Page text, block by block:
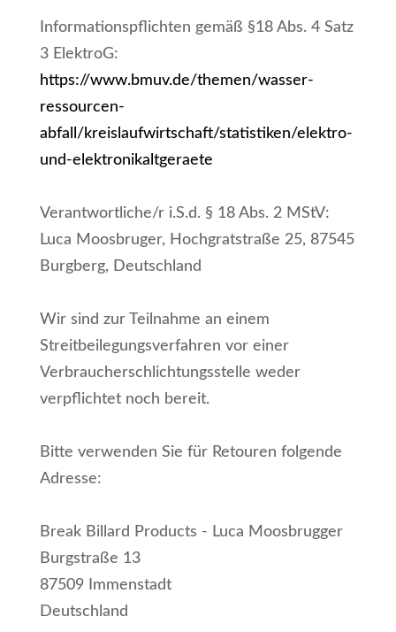
Informationspflichten gemäß §18 Abs. 4 Satz
3 ElektroG:
https://www.bmuv.de/themen/wasser-
ressourcen-
abfall/kreislaufwirtschaft/statistiken/elektro-
und-elektronikaltgeraete
Verantwortliche/r i.S.d. § 18 Abs. 2 MStV:
Luca Moosbruger, Hochgratstraße 25, 87545
Burgberg, Deutschland
Wir sind zur Teilnahme an einem
Streitbeilegungsverfahren vor einer
Verbraucherschlichtungsstelle weder
verpflichtet noch bereit.
Bitte verwenden Sie für Retouren folgende
Adresse:
Break Billard Products - Luca Moosbrugger
Burgstraße 13
87509 Immenstadt
Deutschland